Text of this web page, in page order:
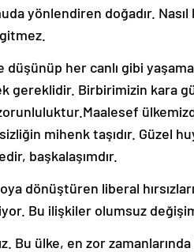
yönlendiren doğadır.
düşünüp her canlı gibi
gereklidir. Birbirimizin kara
mihenk taşıdır. Güzel
başkalaşımdır.
dönüştüren liberal
Bu ilişkiler olumsuz
Bu ülke, en zor